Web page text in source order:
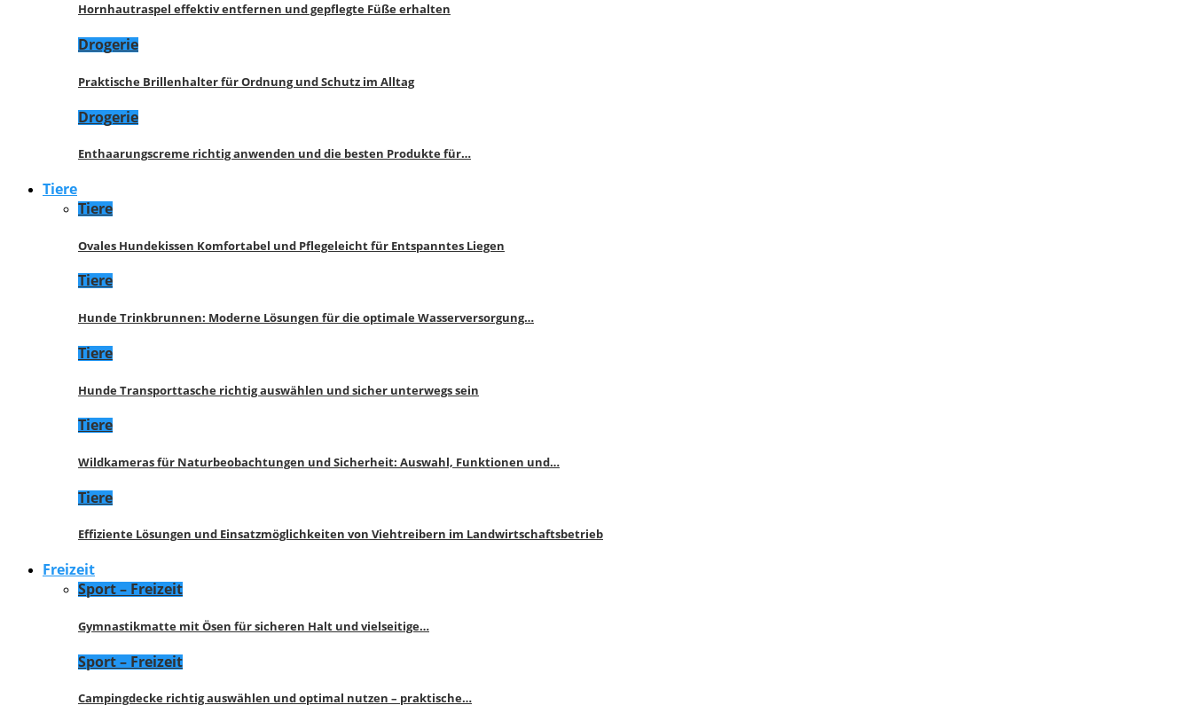
Hornhautraspel effektiv entfernen und gepflegte Füße erhalten
Drogerie
Praktische Brillenhalter für Ordnung und Schutz im Alltag
Drogerie
Enthaarungscreme richtig anwenden und die besten Produkte für…
Tiere
Tiere
Ovales Hundekissen Komfortabel und Pflegeleicht für Entspanntes Liegen
Tiere
Hunde Trinkbrunnen: Moderne Lösungen für die optimale Wasserversorgung…
Tiere
Hunde Transporttasche richtig auswählen und sicher unterwegs sein
Tiere
Wildkameras für Naturbeobachtungen und Sicherheit: Auswahl, Funktionen und…
Tiere
Effiziente Lösungen und Einsatzmöglichkeiten von Viehtreibern im Landwirtschaftsbetrieb
Freizeit
Sport – Freizeit
Gymnastikmatte mit Ösen für sicheren Halt und vielseitige…
Sport – Freizeit
Campingdecke richtig auswählen und optimal nutzen – praktische…